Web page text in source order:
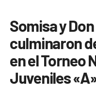
Somisa y
culminaron
en el Torneo
Juveniles